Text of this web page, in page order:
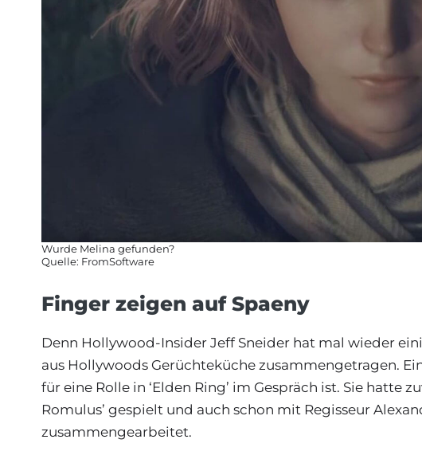
Wurde Melina gefunden?
Quelle: FromSoftware
Finger zeigen auf Spaeny
Denn Hollywood-Insider Jeff Sneider hat mal wieder
aus Hollywoods Gerüchteküche zusammengetragen.
für eine Rolle in ‘Elden Ring’ im Gespräch ist. Sie hatte
Romulus’ gespielt und auch schon mit Regisseur
zusammengearbeitet.